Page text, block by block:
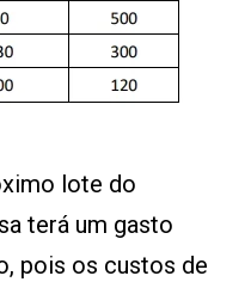
lote do
terá um gasto
pois os custos de